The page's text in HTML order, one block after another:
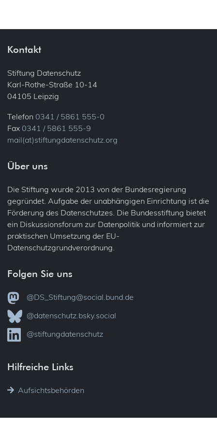
Kontakt
Stiftung Datenschutz
Karl-Rothe-Straße 10-14
04105 Leipzig
Telefon 0341 / 5861 555-0
Fax 0341 / 5861 555-9
mail(at)stiftungdatenschutz.org
Über uns
Die Stiftung wurde 2013 von der Bundesregierung
gegründet. Aufgabe der unabhängigen Einrichtung ist die
Förderung des Datenschutzes. Die Bundesstiftung bietet
ein Diskussionsforum zur Datenpolitik und informiert zur
praktischen Umsetzung der EU-
Datenschutzgrundverordnung.
Folgen Sie uns
@DS_Stiftung@social.bund.de
@datenschutz.bsky.social
@stiftungdatenschutz
Hilfreiche Links
Aufsichtsbehörden